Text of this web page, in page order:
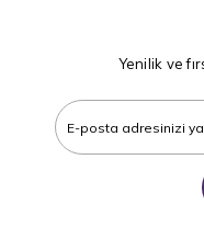
Yenilik ve